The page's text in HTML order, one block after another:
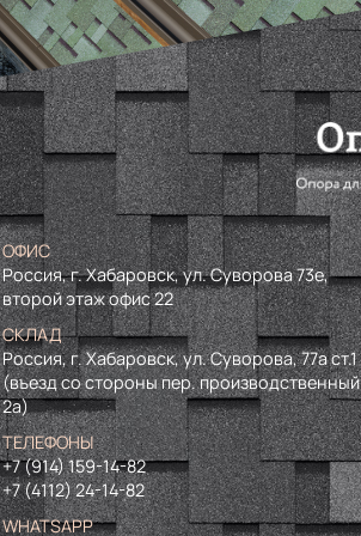
ОФИС
Россия, г. Хабаровск, ул. Суворова 73е,
второй этаж офис 22
СКЛАД
Россия, г. Хабаровск, ул. Суворова, 77а ст.1
(въезд со стороны пер. производственный
2а)
ТЕЛЕФОНЫ
+7 (914) 159-14-82
+7 (4112) 24-14-82
WHATSAPP